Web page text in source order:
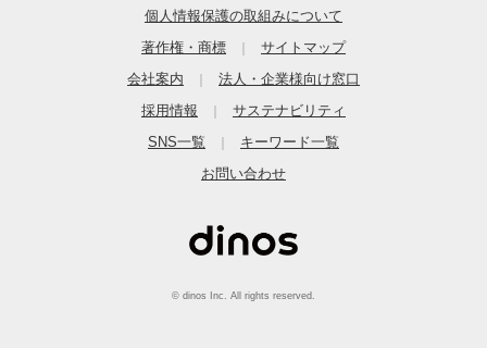
個人情報保護の取組みについて
著作権・商標
｜
サイトマップ
会社案内
｜
法人・企業様向け窓口
採用情報
｜
サステナビリティ
SNS一覧
｜
キーワード一覧
お問い合わせ
© dinos Inc. All rights reserved.